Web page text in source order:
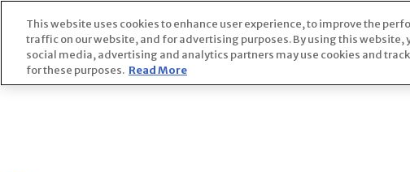
content
This website uses cookies to enhance user experience, to improve the
traffic on our website, and for advertising purposes. By using this
social media, advertising and analytics partners may use cookies and
for these purposes. Read More